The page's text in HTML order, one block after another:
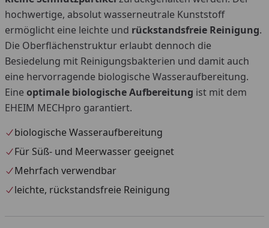
hochwertige, absolut wasserneutrale Kunststoff
ermöglicht eine leichte und rückstandsfreie Reinigung.
Die Oberflächenstruktur erlaubt dennoch die
Besiedelung mit Reinigungsbakterien und damit auch
eine hervorragende biologische Wasseraufbereitung.
Eine optimale biologische Aufbereitung ist mit dem
EHEIM MECHpro garantiert.
biologische Wasseraufbereitung
Für Süß- und Meerwasser geeignet
Mehrfach verwendbar
leichte, rückstandsfreie Reinigung